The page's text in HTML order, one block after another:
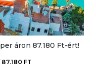
áron 87.180 Ft-ért!
87.180 FT